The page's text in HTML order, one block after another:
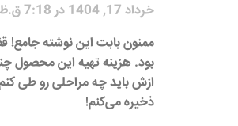
خرداد 17, 1404 در 7:18 ق.ظ
ممنون بابت این نوشته جامع!
بود. هزینه تهیه این محصول
ازش باید چه مراحلی رو طی
ذخیره می‌کنم!